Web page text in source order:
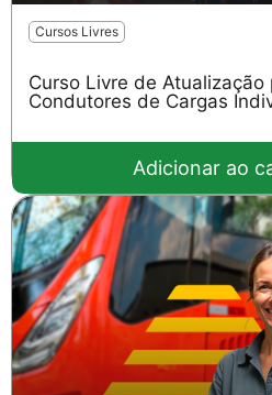
Cursos Livres
Curso Livre de Atualização
Condutores de Cargas
Adicionar ao